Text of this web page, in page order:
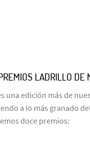
LADRILLO DE
una edición más de
a lo más granado
doce premios: